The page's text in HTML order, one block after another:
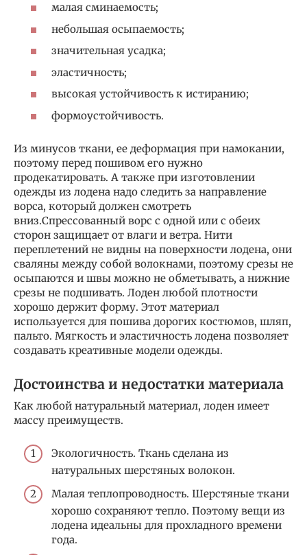
малая сминаемость;
небольшая осыпаемость;
значительная усадка;
эластичность;
высокая устойчивость к истиранию;
формоустойчивость.
Из минусов ткани, ее деформация при намокании,
поэтому перед пошивом его нужно
продекатировать. А также при изготовлении
одежды из лодена надо следить за направление
ворса, который должен смотреть
вниз.Спрессованный ворс с одной или с обеих
сторон защищает от влаги и ветра. Нити
переплетений не видны на поверхности лодена, они
сваляны между собой волокнами, поэтому срезы не
осыпаются и швы можно не обметывать, а нижние
срезы не подшивать. Лоден любой плотности
хорошо держит форму. Этот материал
используется для пошива дорогих костюмов, шляп,
пальто. Мягкость и эластичность лодена позволяет
создавать креативные модели одежды.
Достоинства и недостатки материала
Как любой натуральный материал, лоден имеет
массу преимуществ.
Экологичность. Ткань сделана из
натуральных шерстяных волокон.
Малая теплопроводность. Шерстяные ткани
хорошо сохраняют тепло. Поэтому вещи из
лодена идеальны для прохладного времени
года.